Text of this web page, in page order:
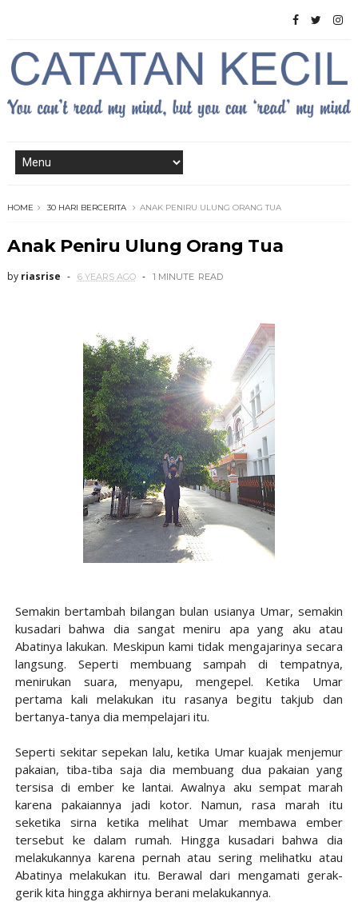
HOME 30 HARI BERCERITA ANAK PENIRU ULUNG ORANG TUA
Anak Peniru Ulung Orang Tua
by riasrise 6 YEARS AGO 1 MINUTE READ
Semakin bertambah bilangan bulan usianya Umar, semakin
kusadari bahwa dia sangat meniru apa yang aku atau
Abatinya lakukan. Meskipun kami tidak mengajarinya secara
langsung. Seperti membuang sampah di tempatnya,
menirukan suara, menyapu, mengepel. Ketika Umar
pertama kali melakukan itu rasanya begitu takjub dan
bertanya-tanya dia mempelajari itu.
Seperti sekitar sepekan lalu, ketika Umar kuajak menjemur
pakaian, tiba-tiba saja dia membuang dua pakaian yang
tersisa di ember ke lantai. Awalnya aku sempat marah
karena pakaiannya jadi kotor. Namun, rasa marah itu
seketika sirna ketika melihat Umar membawa ember
tersebut ke dalam rumah. Hingga kusadari bahwa dia
melakukannya karena pernah atau sering melihatku atau
Abatinya melakukan itu. Berawal dari mengamati gerak-
gerik kita hingga akhirnya berani melakukannya.